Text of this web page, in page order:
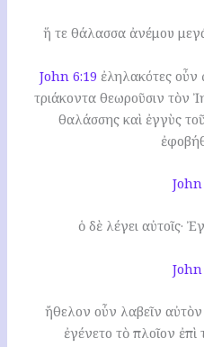
ἥ τε θάλασσα ἀνέμου
John 6:19 ἐληλακότες οὖν
τριάκοντα θεωροῦσιν τὸν
θαλάσσης καὶ ἐγγὺς
John
ὁ δὲ λέγει αὐτοῖς·
John
ἤθελον οὖν λαβεῖν αὐτὸν
ἐγένετο τὸ πλοῖον